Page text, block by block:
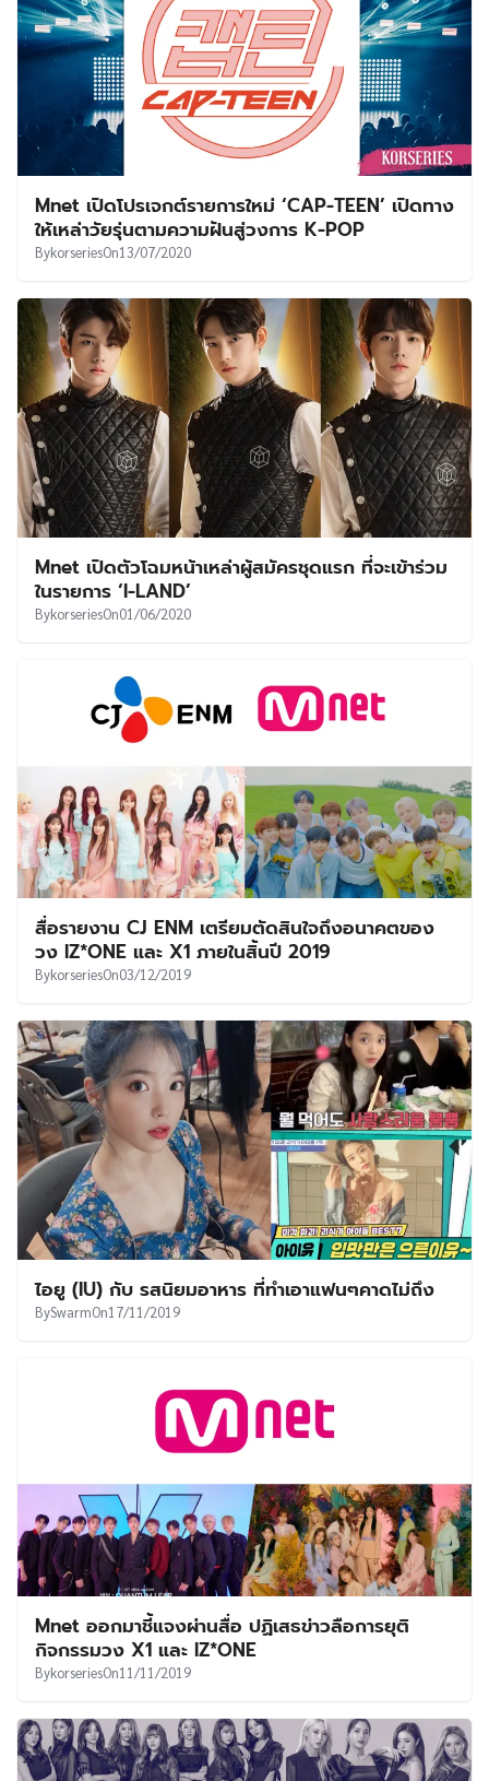
Mnet เปิดโปรเจกต์รายการใหม่ ‘CAP-TEEN’ เปิดทาง
ให้เหล่าวัยรุ่นตามความฝันสู่วงการ K-POP
BykorseriesOn13/07/2020
Mnet เปิดตัวโฉมหน้าเหล่าผู้สมัครชุดแรก ที่จะเข้าร่วม
ในรายการ ‘I-LAND’
BykorseriesOn01/06/2020
สื่อรายงาน CJ ENM เตรียมตัดสินใจถึงอนาคตของ
วง IZ*ONE และ X1 ภายในสิ้นปี 2019
BykorseriesOn03/12/2019
ไอยู (IU) กับ รสนิยมอาหาร ที่ทำเอาแฟนๆคาดไม่ถึง
BySwarmOn17/11/2019
Mnet ออกมาชี้แจงผ่านสื่อ ปฏิเสธข่าวลือการยุติ
กิจกรรมวง X1 และ IZ*ONE
BykorseriesOn11/11/2019